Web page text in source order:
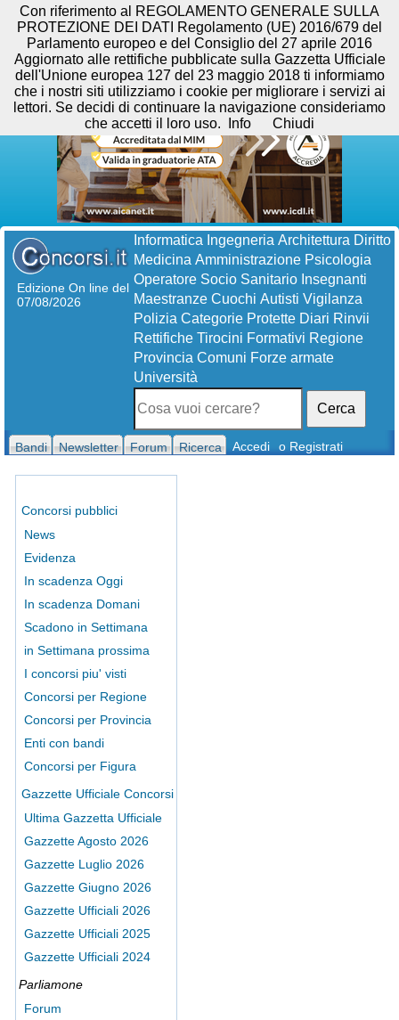
Edizione On line del
07/08/2026
Informatica Ingegneria Architettura Diritto
Medicina Amministrazione Psicologia
Operatore Socio Sanitario Insegnanti
Maestranze Cuochi Autisti Vigilanza
Polizia Categorie Protette Diari Rinvii
Rettifiche Tirocini Formativi Regione
Provincia Comuni Forze armate
Università
Cerca
Bandi Newsletter Forum Ricerca Accedi o Registrati
Concorsi pubblici
News
Evidenza
In scadenza Oggi
In scadenza Domani
Scadono in Settimana
in Settimana prossima
I concorsi piu' visti
Concorsi per Regione
Concorsi per Provincia
Enti con bandi
Concorsi per Figura
Gazzette Ufficiale Concorsi
Ultima Gazzetta Ufficiale
Gazzette Agosto 2026
Gazzette Luglio 2026
Gazzette Giugno 2026
Gazzette Ufficiali 2026
Gazzette Ufficiali 2025
Gazzette Ufficiali 2024
Parliamone
Forum
Con riferimento al REGOLAMENTO GENERALE SULLA
PROTEZIONE DEI DATI Regolamento (UE) 2016/679 del
Parlamento europeo e del Consiglio del 27 aprile 2016
Aggiornato alle rettifiche pubblicate sulla Gazzetta Ufficiale
dell'Unione europea 127 del 23 maggio 2018 ti informiamo
che i nostri siti utilizziamo i cookie per migliorare i servizi ai
lettori. Se decidi di continuare la navigazione consideriamo
che accetti il loro uso.
Info Chiudi